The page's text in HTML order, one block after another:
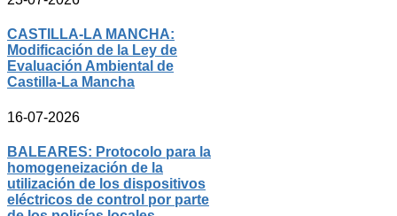
CASTILLA-LA MANCHA:
Modificación de la Ley de
Evaluación Ambiental de
Castilla-La Mancha
16-07-2026
BALEARES: Protocolo para la
homogeneización de la
utilización de los dispositivos
eléctricos de control por parte